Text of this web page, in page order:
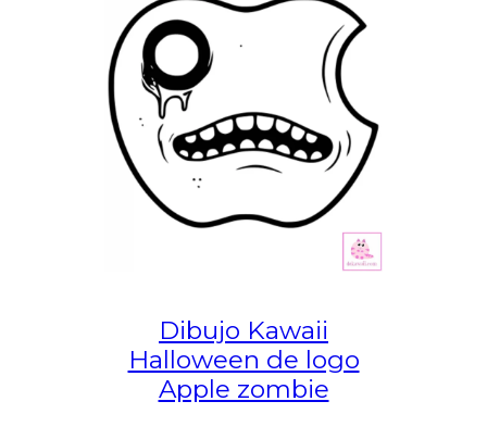
Dibujo Kawaii
Halloween de logo
Apple zombie